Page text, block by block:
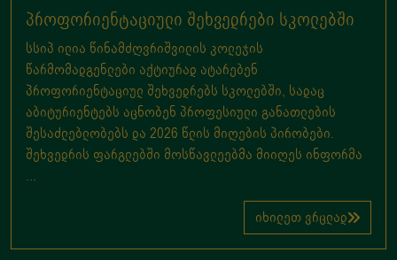
პროფორიენტაციული შეხვედრები სკოლებში
სსიპ ილია წინამძღვრიშვილის კოლეჯის
წარმომადგენლები აქტიურად ატარებენ
პროფორიენტაციულ შეხვედრებს სკოლებში, სადაც
აბიტურიენტებს აცნობენ პროფესიული განათლების
შესაძლებლობებს და 2026 წლის მიღების პირობები.
შეხვედრის ფარგლებში მოსწავლეებმა მიიღეს ინფორმა
...
იხილეთ ვრცლად